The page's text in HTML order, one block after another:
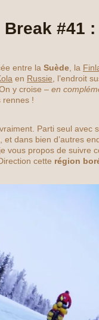
#41
entre la Suède , la
en Russie , l’endroit
On y croise – en
rennes !
Parti seul avec
et dans bien d’autres
vous propos de suivre
cette région